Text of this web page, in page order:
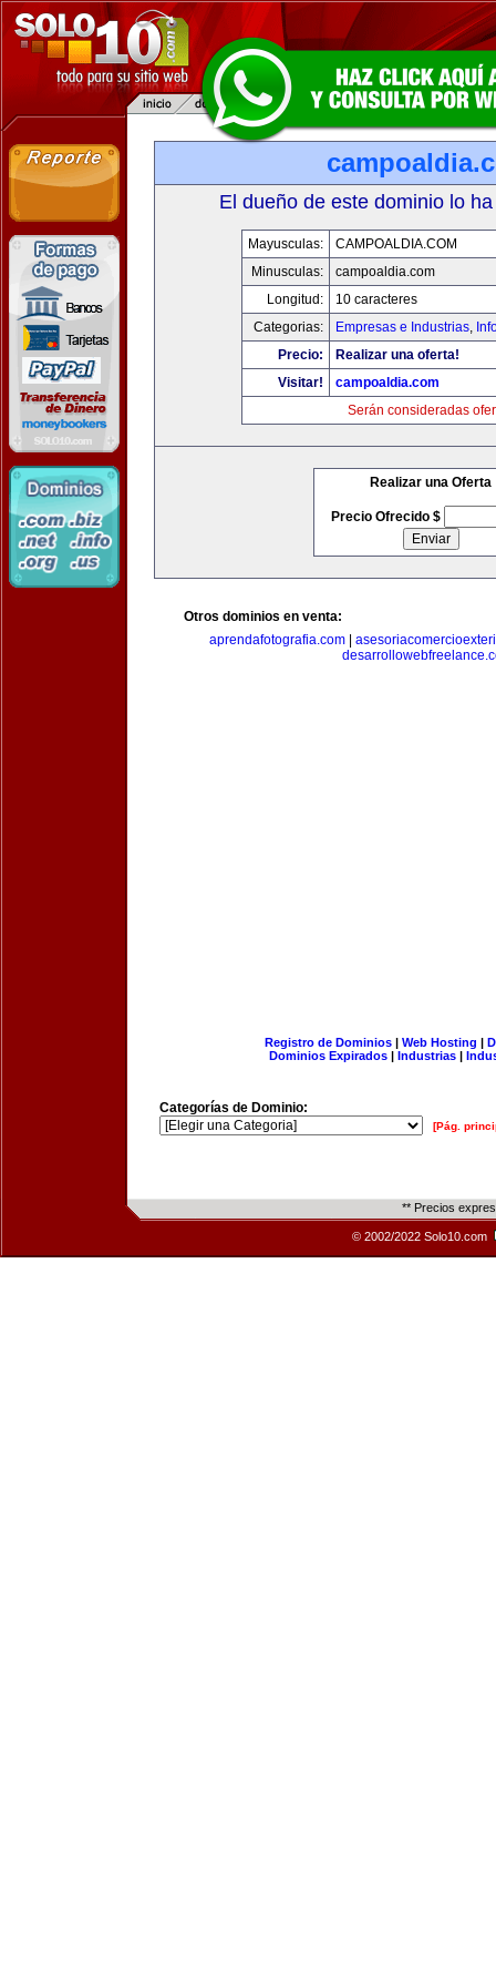
El dueño de este dominio lo
Mayusculas:
CAMPOALDIA.COM
Minusculas:
campoaldia.com
Longitud:
10 caracteres
Categorias:
Empresas e Industrias,
Precio:
Realizar una oferta!
Visitar!
campoaldia.com
Serán consideradas
Realizar una Oferta
Precio Ofrecido $
Otros dominios en venta:
aprendafotografia.com
Registro de Dominios| Web Hosting |
Dominios Expirados | Industrias |
Categorías de Dominio:
[Pág.
** Precios
© 2002/2022 Solo10.com